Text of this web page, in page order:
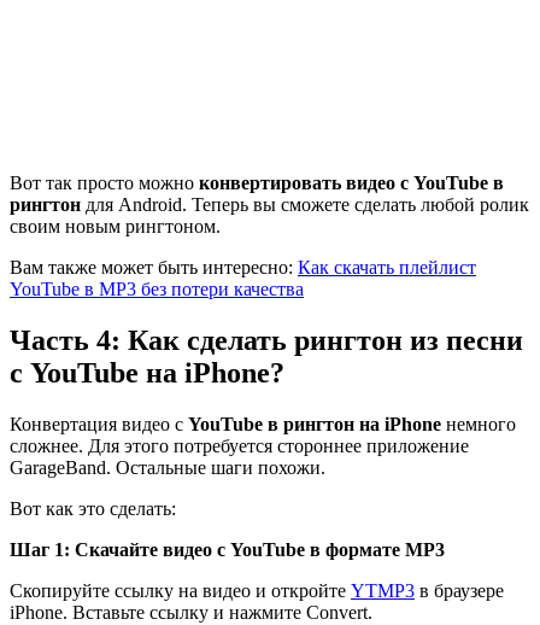
Вот так просто можно конвертировать видео с YouTube в
рингтон для Android. Теперь вы сможете сделать любой ролик
своим новым рингтоном.
Вам также может быть интересно: Как скачать плейлист
YouTube в MP3 без потери качества
Часть 4: Как сделать рингтон из песни
с YouTube на iPhone?
Конвертация видео с YouTube в рингтон на iPhone немного
сложнее. Для этого потребуется стороннее приложение
GarageBand. Остальные шаги похожи.
Вот как это сделать:
Шаг 1: Скачайте видео с YouTube в формате MP3
Скопируйте ссылку на видео и откройте YTMP3 в браузере
iPhone. Вставьте ссылку и нажмите Convert.